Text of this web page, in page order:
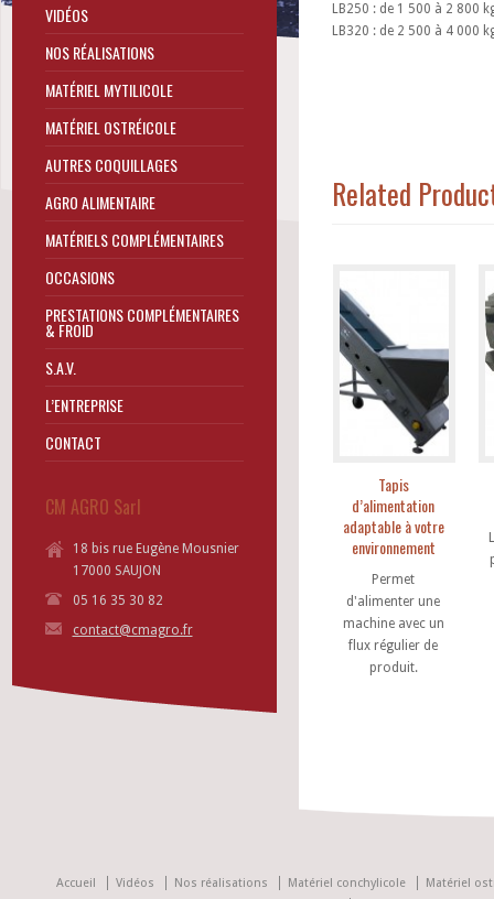
LB250 : de 1 500 à 2 800
LB320 : de 2 500 à 4 000
Related
Tapis
d’alimentation
adaptable à votre
environnement
Permet
d'alimenter une
machine avec un
flux régulier de
produit.
VIDÉOS
NOS RÉALISATIONS
MATÉRIEL MYTILICOLE
MATÉRIEL OSTRÉICOLE
AUTRES COQUILLAGES
AGRO ALIMENTAIRE
MATÉRIELS COMPLÉMENTAIRES
OCCASIONS
PRESTATIONS COMPLÉMENTAIRES
& FROID
S.A.V.
L’ENTREPRISE
CONTACT
CM AGRO Sarl
18 bis rue Eugène Mousnier
17000 SAUJON
05 16 35 30 82
contact@cmagro.fr
Accueil Vidéos Nos réalisations Matériel conchylicole
Matériel